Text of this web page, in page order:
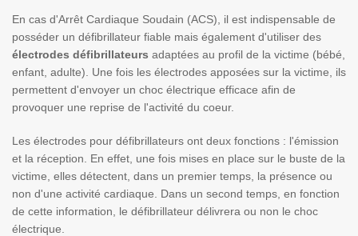
En cas d'Arrêt Cardiaque Soudain (ACS), il est indispensable de
posséder un défibrillateur fiable mais également d'utiliser des
électrodes défibrillateurs adaptées au profil de la victime (bébé,
enfant, adulte). Une fois les électrodes apposées sur la victime, ils
permettent d'envoyer un choc électrique efficace afin de
provoquer une reprise de l'activité du coeur.
Les électrodes pour défibrillateurs ont deux fonctions : l'émission
et la réception. En effet, une fois mises en place sur le buste de la
victime, elles détectent, dans un premier temps, la présence ou
non d'une activité cardiaque. Dans un second temps, en fonction
de cette information, le défibrillateur délivrera ou non le choc
électrique.